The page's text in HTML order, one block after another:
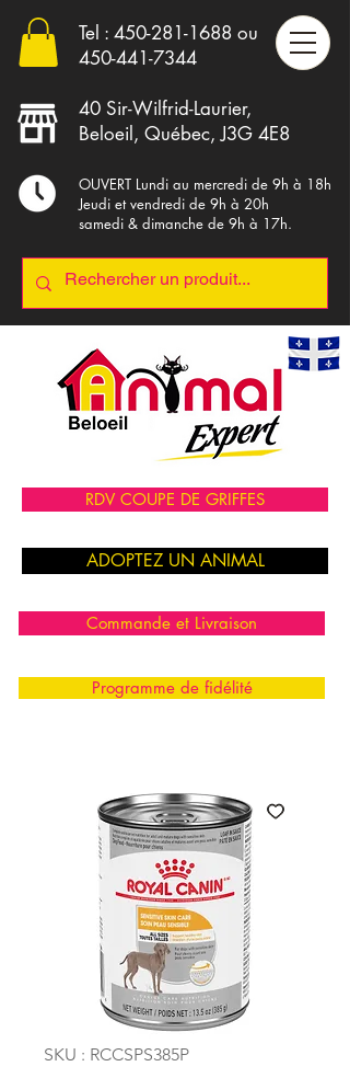
Tel : 450-281-1688 ou
450-441-7344
40 Sir-Wilfrid-Laurier,
Beloeil, Québec, J3G 4E8
OUVERT Lundi au mercredi de 9h à 18h
Jeudi et vendredi de 9h à 20h
samedi & dimanche de 9h à 17h.
RDV COUPE DE GRIFFES
ADOPTEZ UN ANIMAL
Commande et Livraison
Programme de fidélité
SKU : RCCSPS385P